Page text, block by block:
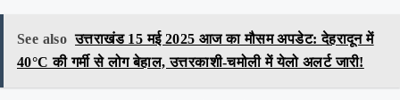
See also उत्तराखंड 15 मई 2025 आज का मौसम अपडेट: देहरादून में
40°C की गर्मी से लोग बेहाल, उत्तरकाशी-चमोली में येलो अलर्ट जारी!